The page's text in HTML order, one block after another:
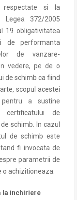
respectate si la
Legea 372/2005
19 obligativitatea
de performanta
de vanzare-
vedere, pe de o
de schimb ca fiind
scopul acestei
a sustine
certificatului de
schimb. In cazul
de schimb este
fi invocata de
parametrii de
achizitioneaza.
la inchiriere